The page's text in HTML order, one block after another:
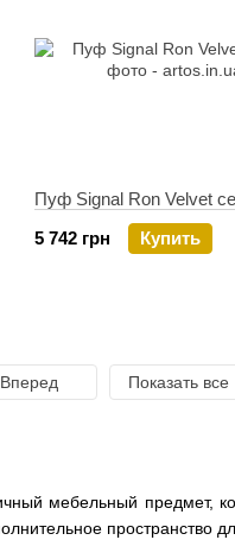
мебельный предмет,
пространство
Пуф Signal Ron Velvet
5 742 грн
Купить
Вперед Показать все